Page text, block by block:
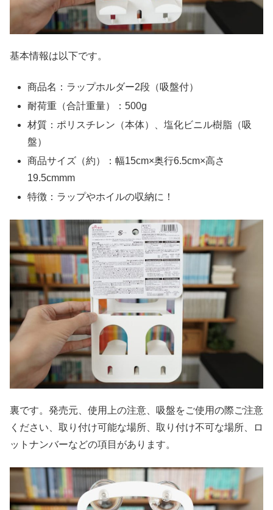
基本情報は以下です。
商品名：ラップホルダー2段（吸盤付）
耐荷重（合計重量）：500g
材質：ポリスチレン（本体）、塩化ビニル樹脂（吸
盤）
商品サイズ（約）：幅15cm×奥行6.5cm×高さ
19.5cmmm
特徴：ラップやホイルの収納に！
裏です。発売元、使用上の注意、吸盤をご使用の際ご注意
ください、取り付け可能な場所、取り付け不可な場所、ロ
ットナンバーなどの項目があります。